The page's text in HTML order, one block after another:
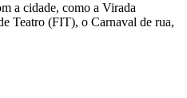
a cidade, como a Virada
Teatro (FIT), o Carnaval de rua,